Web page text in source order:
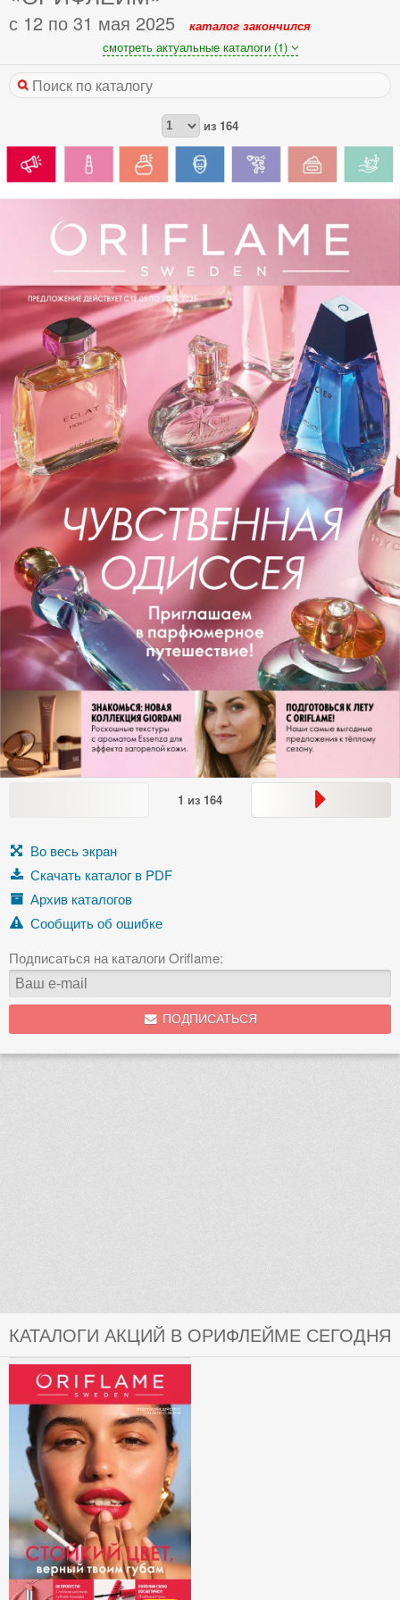
с 12 по 31 мая 2025
каталог закончился
смотреть актуальные каталоги (1)
из 164
1 из 164
Во весь экран
Скачать каталог в PDF
Архив каталогов
Сообщить об ошибке
Подписаться на каталоги Oriflame:
ПОДПИСАТЬСЯ
КАТАЛОГИ АКЦИЙ В ОРИФЛЕЙМЕ СЕГОДНЯ